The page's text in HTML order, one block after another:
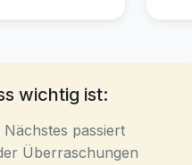
wichtig ist:
passiert
Überraschungen